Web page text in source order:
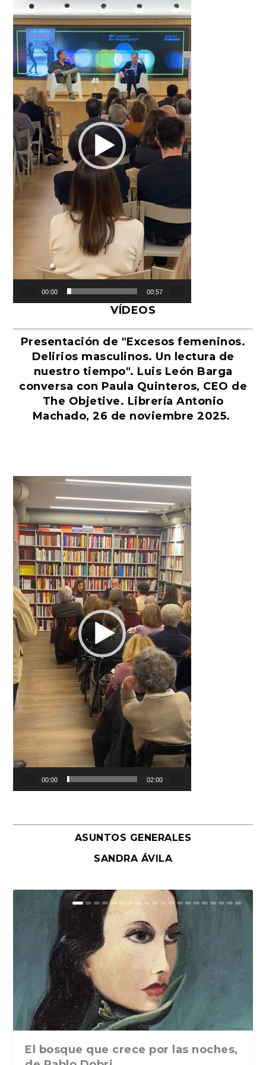
vídeo
00:00 00:57
VÍDEOS
Presentación de "Excesos femeninos.
Delirios masculinos. Un lectura de
nuestro tiempo". Luis León Barga
conversa con Paula Quinteros, CEO de
The Objetive. Librería Antonio
Machado, 26 de noviembre 2025.
Reproductor
de
vídeo
00:00 02:00
ASUNTOS GENERALES
SANDRA ÁVILA
El bosque que crece por las noches,